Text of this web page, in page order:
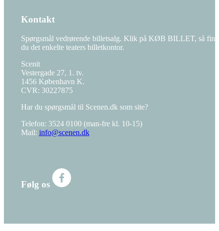
Kontakt
Spørgsmål vedrørende billetsalg. Klik på KØB BILLET, så
du det enkelte teaters billetkontor.
Scenit
Vestergade 27, 1. tv.
1456 København K.
CVR: 30227875
Har du spørgsmål til Scenen.dk som site?
Telefon: 3524 0100 (man-fre kl. 10-15)
Mail: info@scenen.dk
Følg os